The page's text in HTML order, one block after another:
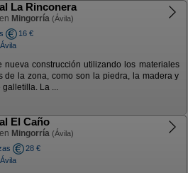
La Rinconera
Mingorría (Ávila)
16 €
nueva construcción utilizando los materiales
de la zona, como son la piedra, la madera y
La ...
El Caño
Mingorría (Ávila)
28 €